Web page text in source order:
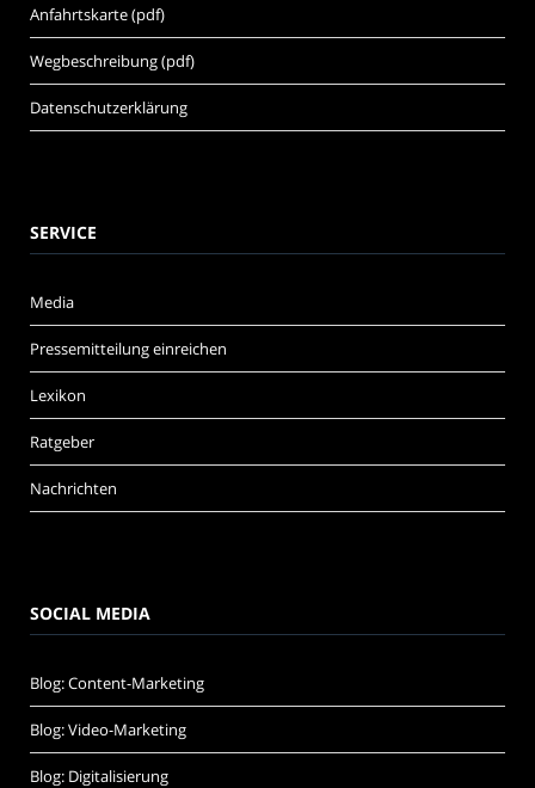
Anfahrtskarte (pdf)
Wegbeschreibung (pdf)
Datenschutzerklärung
SERVICE
Media
Pressemitteilung einreichen
Lexikon
Ratgeber
Nachrichten
SOCIAL MEDIA
Blog: Content-Marketing
Blog: Video-Marketing
Blog: Digitalisierung